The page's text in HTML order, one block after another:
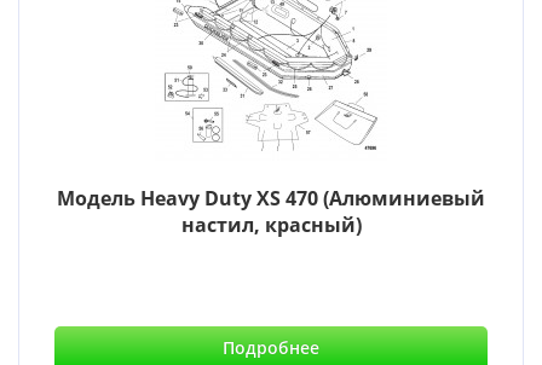
Модель Heavy Duty XS 470 (Алюминиевый
настил, красный)
Подробнее